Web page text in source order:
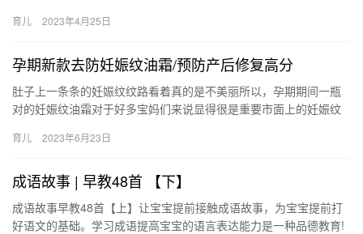
身，…
育儿 2023年4月25日
孕期新款去防妊娠纹油霜/预防产后修复高分
肚子上一条条的妊娠纹纹路看着真的是不美丽所以，孕期期间一瓶
对的妊娠纹油霜对于好多宝妈们来说显得很是重要市面上的妊娠纹
看着…
育儿 2023年6月23日
成语故事 | 早教48首 【下】
成语故事早教48首【上】让宝宝提前接触成语故事，为宝宝提前打
好语文的基础。学习成语提高宝宝的语言表达能力是一种品德教育!